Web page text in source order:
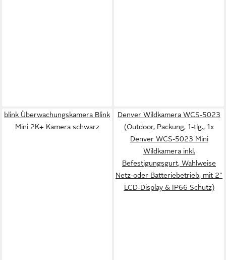
blink Überwachungskamera Blink
Mini 2K+ Kamera schwarz
Denver Wildkamera WCS-5023
(Outdoor, Packung, 1-tlg., 1x
Denver WCS-5023 Mini
Wildkamera inkl.
Befestigungsgurt, Wahlweise
Netz-oder Batteriebetrieb, mit 2"
LCD-Display & IP66 Schutz)